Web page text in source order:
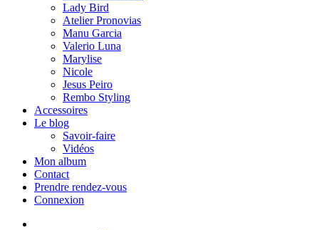
Lady Bird
Atelier Pronovias
Manu Garcia
Valerio Luna
Marylise
Nicole
Jesus Peiro
Rembo Styling
Accessoires
Le blog
Savoir-faire
Vidéos
Mon album
Contact
Prendre rendez-vous
Connexion